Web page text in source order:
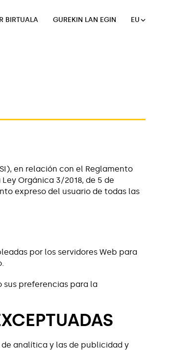
BIRTUALA
GUREKIN LAN EGIN
EU
en relación con el Reglamento
Orgánica 3/2018, de 5 de
expreso del usuario de todas las
por los servidores Web para
sus preferencias para la
analítica y las de publicidad y